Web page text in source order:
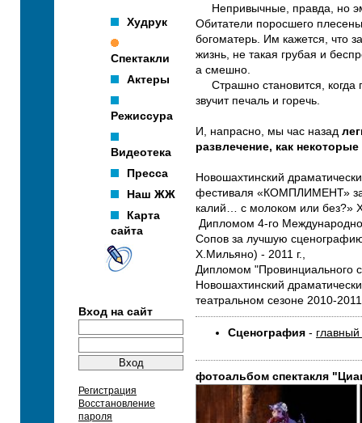
Худрук
Спектакли
Актеры
Режиссура
Видеотека
Пресса
Наш ЖЖ
Карта
сайта
Вход на сайт
Регистрация
Восстановление
пароля
Непривычные, правда, но
Обитатели поросшего
богоматерь. Им кажется, что
жизнь, не такая грубая и
а смешно.
Страшно становится, когда
звучит печаль и горечь.
И, напрасно, мы час назад
развлечение, как
Новошахтинский
фестиваля «КОМПЛИМЕНТ» за
калий… с молоком или без?»
Дипломом 4-го
Сопов за лучшую
Х.Мильяно) - 2011 г.,
Дипломом "Провинциального
Новошахтинский
театральном сезоне 2010-2011
Сценография -
фотоальбом спектакля